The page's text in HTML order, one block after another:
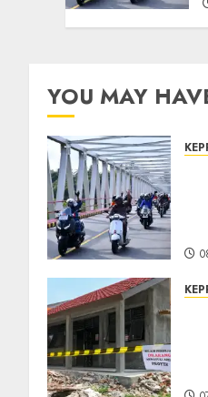
YOU MAY